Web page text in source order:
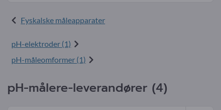
Fyskalske måleapparater
pH-elektroder (1)
pH-måleomformer (1)
pH-målere-leverandører (4)